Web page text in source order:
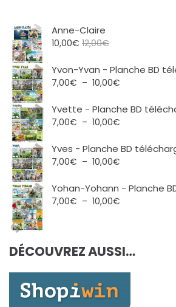
Anne-Claire
10,00€ 12,00€
Yvon-Yvan - Planche BD
7,00€ – 10,00€
prix :
10,00€
Yvette - Planche BD
7,00€ – 10,00€
prix :
10,00€
Yves - Planche BD
7,00€ – 10,00€
prix :
Yohan-Yohann - Planche
7,00€ – 10,00€
à
DÉCOUVREZ AUSSI…